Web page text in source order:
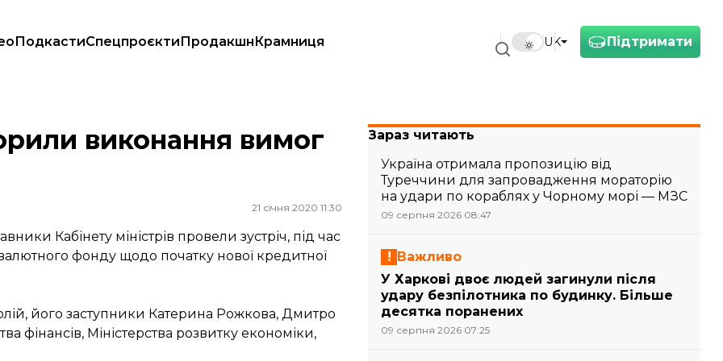
Підтримати
UK
ПодкастиСпецпроєктиПродакшнКрамниця
виконання вимог
21 січня 2020 11:30
Кабінету міністрів провели зустріч, під час
фонду щодо початку нової кредитної
його заступники Катерина Рожкова, Дмитро
фінансів, Міністерства розвитку економіки,
Зараз читають
Україна отримала пропозицію від
Туреччини для запровадження мораторію
на удари по кораблях у Чорному морі — МЗС
09 серпня 2026 08:47
Важливо
У Харкові двоє людей загинули після
удару безпілотника по будинку. Більше
десятка поранених
09 серпня 2026 07:25